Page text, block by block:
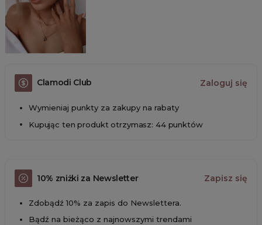
Clamodi Club Zaloguj się
Wymieniaj punkty za zakupy na rabaty
Kupując ten produkt otrzymasz: 44 punktów
10% zniżki za Newsletter Zapisz się
Zdobądź 10% za zapis do Newslettera.
Bądź na bieżąco z najnowszymi trendami